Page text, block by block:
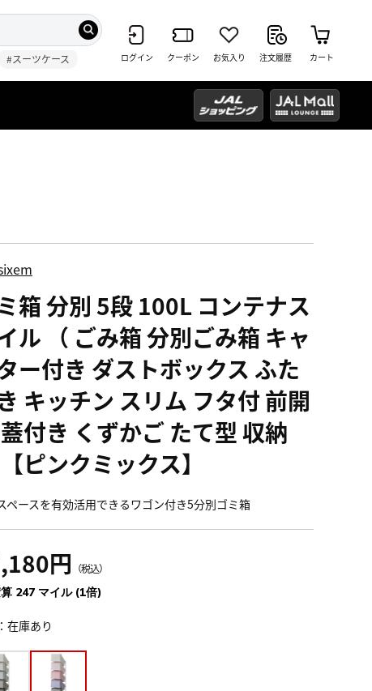
#スーツケース ログイン クーポン お気入り 注文履歴 カート
箱 分別 5段 100L コンテナス
ル （ ごみ箱 分別ごみ箱 キャ
ー付き ダストボックス ふた
キッチン スリム フタ付 前開
付き くずかご たて型 収納
ピンクミックス】
ペースを有効活用できるワゴン付き5分別ゴミ箱
円 （税込）
247 マイル (1倍)
在庫あり